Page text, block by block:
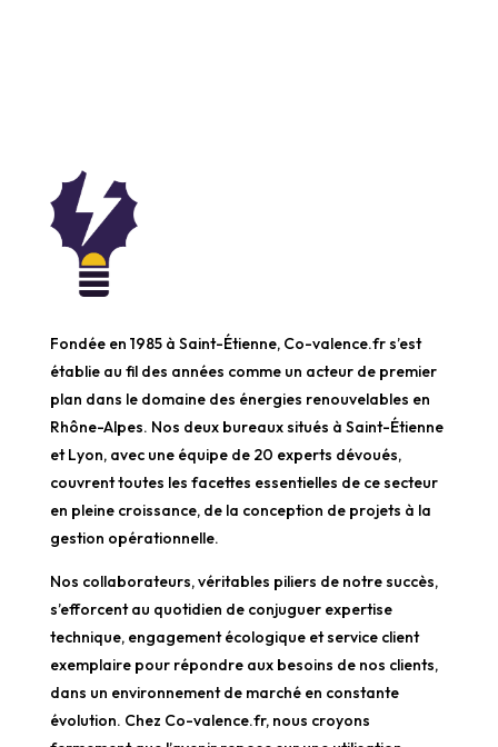
Fondée en 1985 à Saint-Étienne, Co-valence.fr s’est
établie au fil des années comme un acteur de premier
plan dans le domaine des énergies renouvelables en
Rhône-Alpes. Nos deux bureaux situés à Saint-Étienne
et Lyon, avec une équipe de 20 experts dévoués,
couvrent toutes les facettes essentielles de ce secteur
en pleine croissance, de la conception de projets à la
gestion opérationnelle.
Nos collaborateurs, véritables piliers de notre succès,
s’efforcent au quotidien de conjuguer expertise
technique, engagement écologique et service client
exemplaire pour répondre aux besoins de nos clients,
dans un environnement de marché en constante
évolution. Chez Co-valence.fr, nous croyons